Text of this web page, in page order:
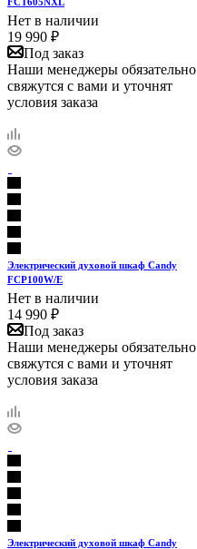
Нет в наличии
19 990 ₽
Под заказ
Наши менеджеры обязательно
свяжутся с вами и уточнят
условия заказа
Электрический духовой шкаф Candy
FCP100W/E
Нет в наличии
14 990 ₽
Под заказ
Наши менеджеры обязательно
свяжутся с вами и уточнят
условия заказа
Электрический духовой шкаф Candy